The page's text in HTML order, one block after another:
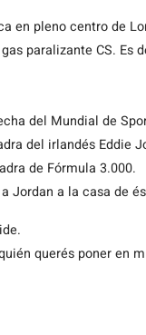
en pleno centro de
paralizante CS.
del Mundial de
del irlandés Eddie
de Fórmula 3.000.
Jordan a la casa de
querés poner en